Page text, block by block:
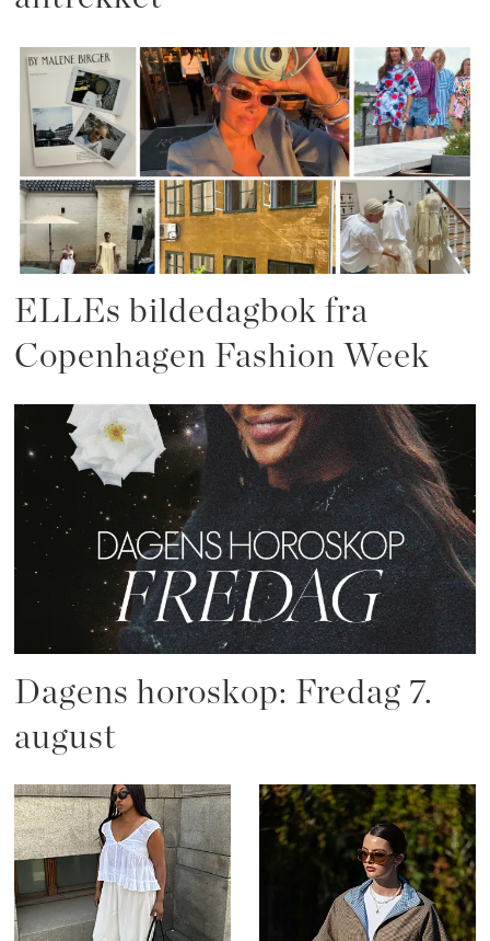
ELLEs bildedagbok fra
Copenhagen Fashion Week
Dagens horoskop: Fredag 7.
august